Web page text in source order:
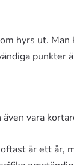
hyrs ut. Man
punkter
även vara
är ett år,